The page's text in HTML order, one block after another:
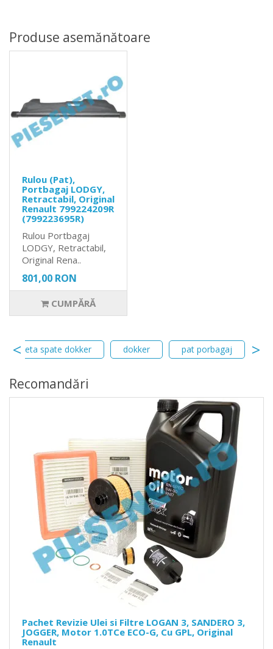
Produse asemănătoare
Rulou (Pat),
Portbagaj LODGY,
Retractabil, Original
Renault 799224209R
(799223695R)
Rulou Portbagaj
LODGY, Retractabil,
Original Rena..
801,00 RON
CUMPĂRĂ
tableta spate dokker dokker pat porbagaj
Recomandări
Pachet Revizie Ulei si Filtre LOGAN 3, SANDERO 3,
JOGGER, Motor 1.0TCe ECO-G, Cu GPL, Original
Renault